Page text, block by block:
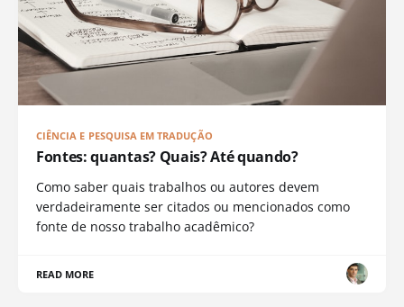
CIÊNCIA E PESQUISA EM TRADUÇÃO
Fontes: quantas? Quais? Até quando?
Como saber quais trabalhos ou autores devem
verdadeiramente ser citados ou mencionados como
fonte de nosso trabalho acadêmico?
READ MORE